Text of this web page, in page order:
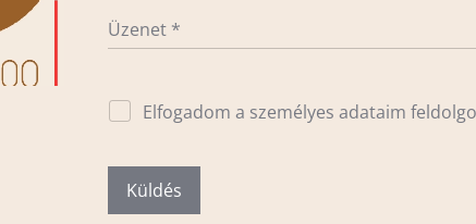
Üzenet *
Elfogadom a személyes adataim
Küldés